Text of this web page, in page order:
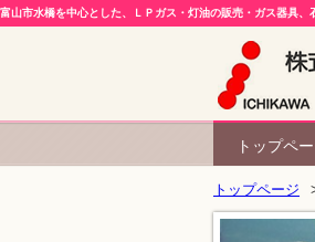
富山市水橋を中心とした、ＬＰガス・灯油の販売・ガス器具
トップペ
トップページ